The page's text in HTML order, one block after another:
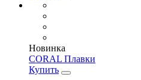
Новинка
CORAL Плавки
Купить